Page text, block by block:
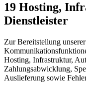
19 Hosting,
Dienstleister
Zur Bereitstellung
Hosting, Infrastruktur,
Zahlungsabwicklung,
Auslieferung sowie